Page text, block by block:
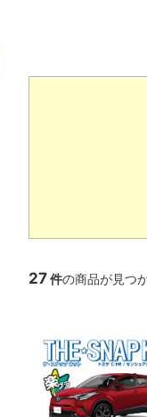
27件の商品が見つ